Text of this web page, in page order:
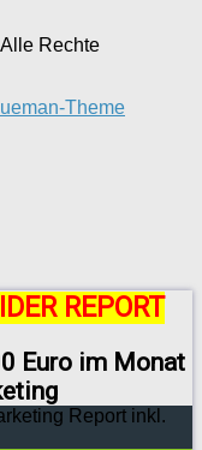
Rechte
Theme
REPORT
Euro im Monat
Report inkl.